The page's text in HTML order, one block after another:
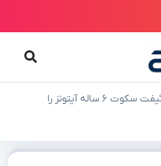
تیلور سوئیفت سکوت ۶ ساله آیتونز را